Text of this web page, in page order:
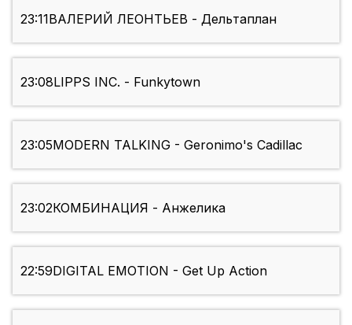
23:11ВАЛЕРИЙ ЛЕОНТЬЕВ - Дельтаплан
23:08LIPPS INC. - Funkytown
23:05MODERN TALKING - Geronimo's Cadillac
23:02КОМБИНАЦИЯ - Анжелика
22:59DIGITAL EMOTION - Get Up Action